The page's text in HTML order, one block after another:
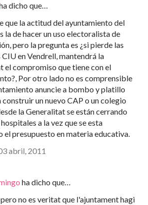
dicho que…
que la actitud del ayuntamiento del
la de hacer un uso electoralista de
pero la pregunta es ¿si pierde las
en Vendrell, mantendrá la
el compromiso que tiene con el
Por otro lado no es comprensible
anuncie a bombo y platillo
construir un nuevo CAP o un colegio
la Generalitat se están cerrando
a la vez que se esta
el presupuesto en materia educativa.
abril, 2011
ha dicho que…
no es veritat que l'ajuntament hagi